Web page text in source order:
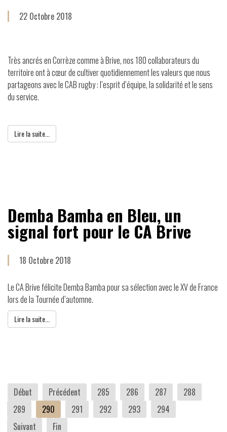
22 Octobre 2018
Très ancrés en Corrèze comme à Brive, nos 180 collaborateurs du
territoire ont à cœur de cultiver quotidiennement les valeurs que nous
partageons avec le CAB rugby : l’esprit d’équipe, la solidarité et le sens
du service.
Lire la suite...
Demba Bamba en Bleu, un
signal fort pour le CA Brive
18 Octobre 2018
Le CA Brive félicite Demba Bamba pour sa sélection avec le XV de France
lors de la Tournée d’automne.
Lire la suite...
Début Précédent 285 286 287
288
289
290 291 292 293
294
Suivant
Fin